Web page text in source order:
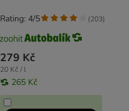
279 Kč
20 Kč / l
265 Kč
Rating: 4/5 (203)